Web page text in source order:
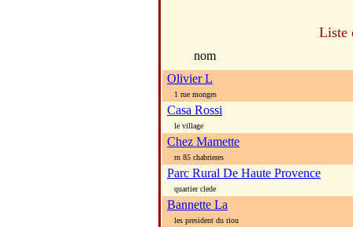
Liste
nom
Olivier L
1 rue monges
Casa Rossi
le village
Chez Mamette
rn 85 chabrieres
Parc Rural De Haute Provence
quartier clede
Bannette La
les president du riou